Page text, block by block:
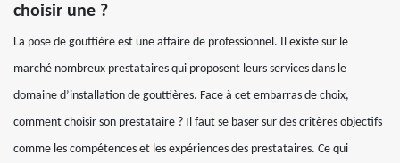
choisir une ?
La pose de gouttière est une affaire de professionnel. Il existe sur le
marché nombreux prestataires qui proposent leurs services dans le
domaine d’installation de gouttières. Face à cet embarras de choix,
comment choisir son prestataire ? Il faut se baser sur des critères objectifs
comme les compétences et les expériences des prestataires. Ce qui